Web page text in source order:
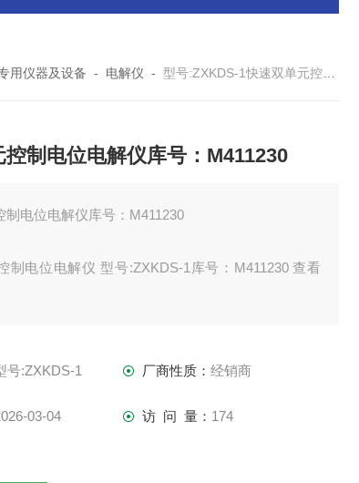
用仪器及设备 - 电解仪 -型号:ZXKDS-1快速双单元控制电位电解仪库号：M411230
制电位电解仪库号：M411230
制电位电解仪库号：M411230
制电位电解仪 型号:ZXKDS-1库号：M411230 查看
号:ZXKDS-1 厂商性质： 经销商
03-04 访 问 量： 174